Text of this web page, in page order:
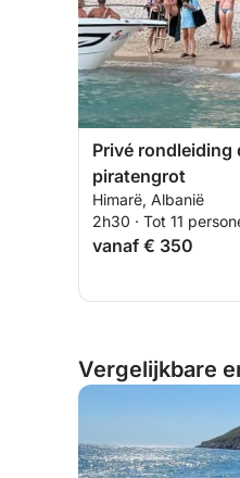
Privé rondleiding
piratengrot
Himarë, Albanië
2h30 · Tot 11
vanaf € 350
Vergelijkbare